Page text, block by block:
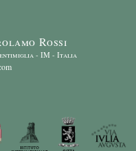
Rossi
- IM - Italia